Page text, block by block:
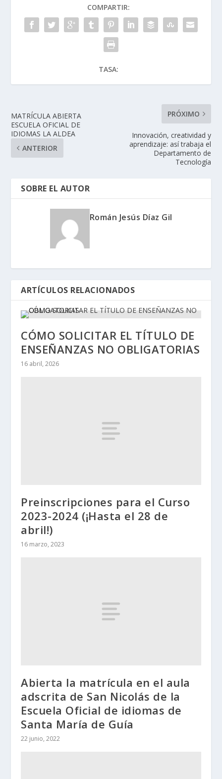
COMPARTIR:
TASA:
MATRÍCULA ABIERTA
ESCUELA OFICIAL DE
IDIOMAS LA ALDEA
ANTERIOR
PRÓXIMO
Innovación, creatividad y
aprendizaje: así trabaja el
Departamento de
Tecnología
SOBRE EL AUTOR
Román Jesús Díaz Gil
ARTÍCULOS RELACIONADOS
CÓMO SOLICITAR EL TÍTULO DE
ENSEÑANZAS NO OBLIGATORIAS
16 abril, 2026
Preinscripciones para el Curso
2023-2024 (¡Hasta el 28 de
abril!)
16 marzo, 2023
Abierta la matrícula en el aula
adscrita de San Nicolás de la
Escuela Oficial de idiomas de
Santa María de Guía
22 junio, 2022